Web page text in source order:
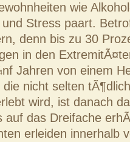
wie
Stress paart.
denn bis zu 30
in den
Jahren von einem
nicht selten
wird, ist danach
auf das Dreifache
erleiden innerhalb